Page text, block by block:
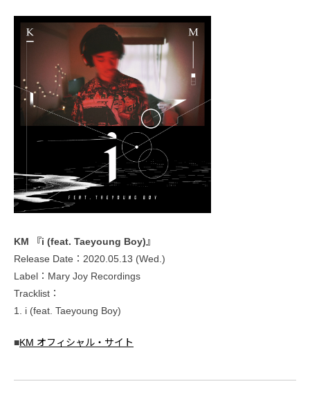
KM 『i (feat. Taeyoung Boy)』
Release Date：2020.05.13 (Wed.)
Label：Mary Joy Recordings
Tracklist：
1. i (feat. Taeyoung Boy)
■KM オフィシャル・サイト